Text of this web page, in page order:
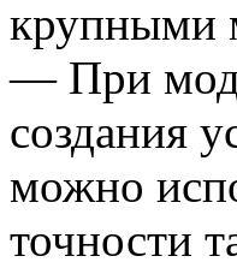
крупными
— При
создания
можно
точности